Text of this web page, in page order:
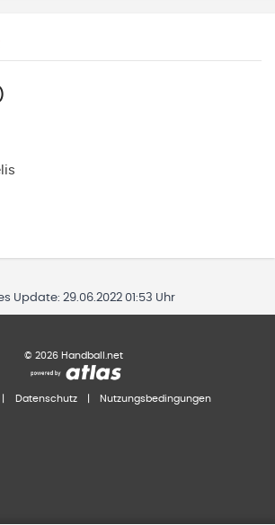
Update: 29.06.2022 01:53 Uhr
© 2026 Handball.net
Datenschutz Nutzungsbedingungen